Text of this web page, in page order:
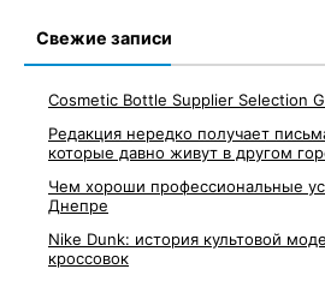
Свежие записи
Cosmetic Bottle Supplier Selection
Редакция нередко получает
которые давно живут в другом
Чем хороши профессиональные
Днепре
Nike Dunk: история культовой
кроссовок